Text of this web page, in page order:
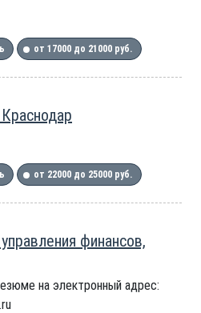
от 17000 до 21000 руб.
от 22000 до 25000 руб.
финансов,
на электронный адрес: